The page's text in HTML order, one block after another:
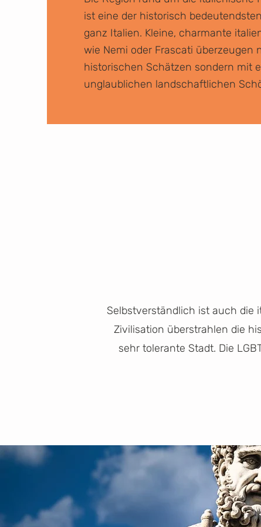
ist eine der historisch
ganz Italien. Kleine, charmante
wie Nemi oder Frascati überzeugen
historischen Schätzen sondern mit
unglaublichen landschaftlichen
Selbstverständlich ist auch die
Zivilisation überstrahlen die
sehr tolerante Stadt. Die